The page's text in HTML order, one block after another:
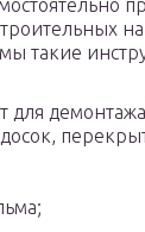
такие
для